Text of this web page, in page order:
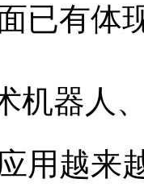
已有体
机器人
用越来